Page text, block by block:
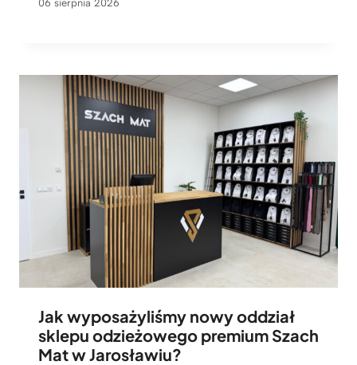
06 sierpnia 2026
Jak wyposażyliśmy nowy oddział
sklepu odzieżowego premium Szach
Mat w Jarosławiu?